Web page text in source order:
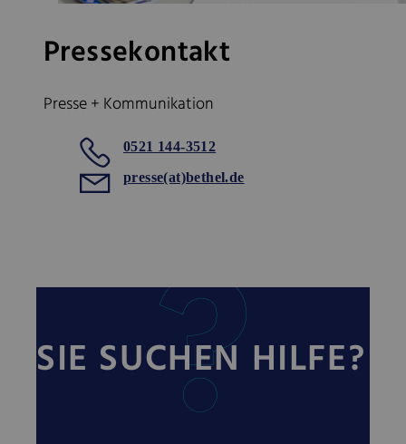
Pressekontakt
Presse + Kommunikation
0521 144-3512
presse(at)bethel.de
SIE SUCHEN HILFE?